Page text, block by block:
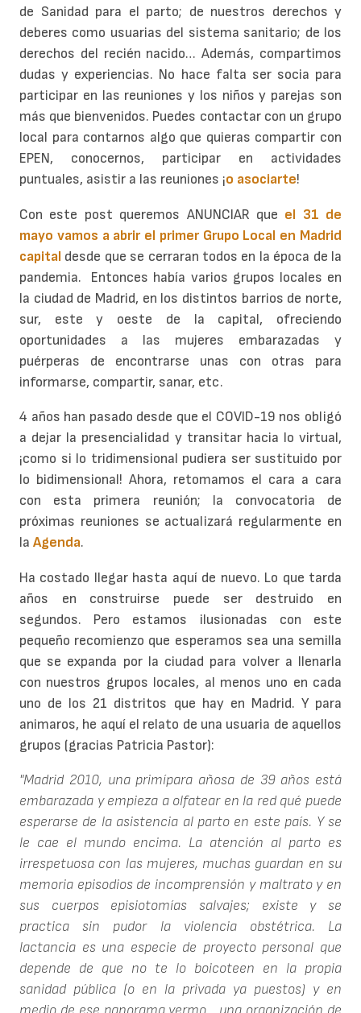
de Sanidad para el parto; de nuestros derechos y
deberes como usuarias del sistema sanitario; de los
derechos del recién nacido… Además, compartimos
dudas y experiencias. No hace falta ser socia para
participar en las reuniones y los niños y parejas son
más que bienvenidos. Puedes contactar con un grupo
local para contarnos algo que quieras compartir con
EPEN, conocernos, participar en actividades
puntuales, asistir a las reuniones ¡o asociarte!
Con este post queremos ANUNCIAR que el 31 de
mayo vamos a abrir el primer Grupo Local en Madrid
capital desde que se cerraran todos en la época de la
pandemia. Entonces había varios grupos locales en
la ciudad de Madrid, en los distintos barrios de norte,
sur, este y oeste de la capital, ofreciendo
oportunidades a las mujeres embarazadas y
puérperas de encontrarse unas con otras para
informarse, compartir, sanar, etc.
4 años han pasado desde que el COVID-19 nos obligó
a dejar la presencialidad y transitar hacia lo virtual,
¡como si lo tridimensional pudiera ser sustituido por
lo bidimensional! Ahora, retomamos el cara a cara
con esta primera reunión; la convocatoria de
próximas reuniones se actualizará regularmente en
la Agenda.
Ha costado llegar hasta aquí de nuevo. Lo que tarda
años en construirse puede ser destruido en
segundos. Pero estamos ilusionadas con este
pequeño recomienzo que esperamos sea una semilla
que se expanda por la ciudad para volver a llenarla
con nuestros grupos locales, al menos uno en cada
uno de los 21 distritos que hay en Madrid. Y para
animaros, he aquí el relato de una usuaria de aquellos
grupos (gracias Patricia Pastor):
"Madrid 2010, una primípara añosa de 39 años está
embarazada y empieza a olfatear en la red qué puede
esperarse de la asistencia al parto en este país. Y se
le cae el mundo encima. La atención al parto es
irrespetuosa con las mujeres, muchas guardan en su
memoria episodios de incomprensión y maltrato y en
sus cuerpos episiotomías salvajes; existe y se
practica sin pudor la violencia obstétrica. La
lactancia es una especie de proyecto personal que
depende de que no te lo boicoteen en la propia
sanidad pública (o en la privada ya puestos) y en